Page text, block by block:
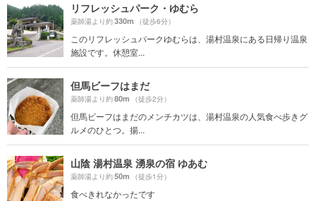
リフレッシュパーク・ゆむら
薬師湯より約330m （徒歩6分）
このリフレッシュパークゆむらは、湯村温泉にある日帰り温泉
施設です。休憩室...
但馬ビーフはまだ
薬師湯より約80m （徒歩2分）
但馬ビーフはまだのメンチカツは、湯村温泉の人気食べ歩きグ
ルメのひとつ。揚...
山陰 湯村温泉 湧泉の宿 ゆあむ
薬師湯より約50m （徒歩1分）
食べきれなかったです